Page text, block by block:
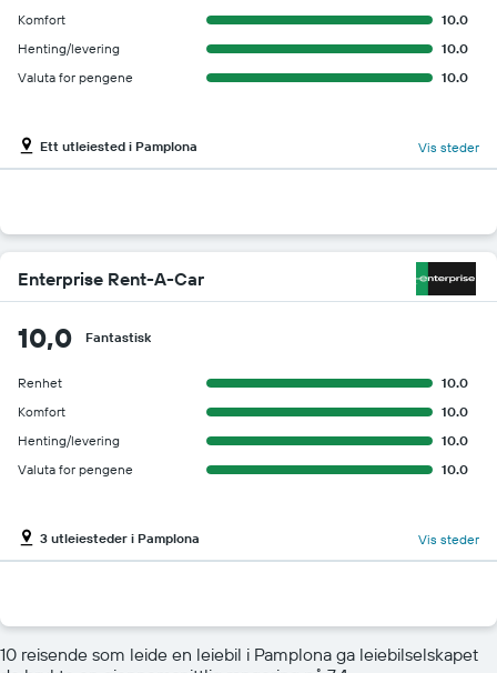
Komfort
10.0
Henting/levering
10.0
Valuta for pengene
10.0
Ett utleiested i Pamplona Vis steder
Enterprise Rent-A-Car
10,0 Fantastisk
Renhet
10.0
Komfort
10.0
Henting/levering
10.0
Valuta for pengene
10.0
3 utleiesteder i Pamplona Vis steder
10 reisende som leide en leiebil i Pamplona ga leiebilselskapet